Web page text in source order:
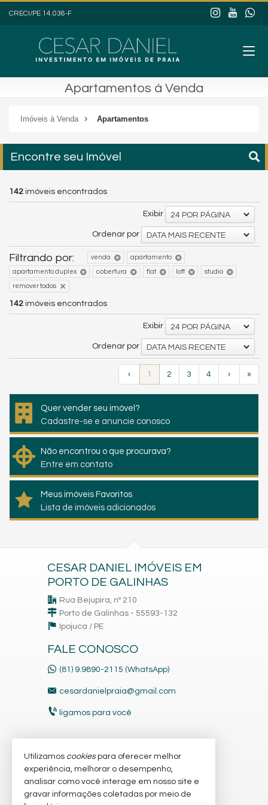
CRECI/PE 14.036-F
Apartamentos à Venda
Imóveis à Venda Apartamentos
Encontre seu Imóvel
142 imóveis encontrados
Exibir 24 POR PÁGINA
Ordenar por DATA MAIS RECENTE
Filtrando por: venda apartamento
apartamento duplex cobertura flat loft studio
remover todos
142 imóveis encontrados
Exibir 24 POR PÁGINA
Ordenar por DATA MAIS RECENTE
‹ 1 2 3 4 › »
Quer vender seu imóvel?
Cadastre-se e anuncie conosco
Não encontrou o que procurava?
Entre em contato
Meus imóveis Favoritos
Lista de imóveis adicionados
CESAR DANIEL IMÓVEIS EM
PORTO DE GALINHAS
Rua Bejupira, nº 210
Porto de Galinhas - 55593-132
Ipojuca / PE
FALE CONOSCO
(81) 9.9890-2115 (WhatsApp)
cesardanielpraia@gmail.com
ligamos para você
VEJA MAIS
receba nosso newsletter
Utilizamos cookiespara oferecer melhor
experiência, melhorar o desempenho,
analisar como você interage em nosso site e
gravar informações coletadas por meio de